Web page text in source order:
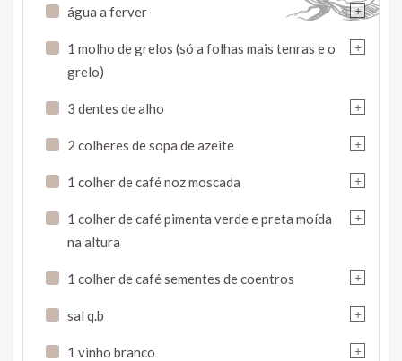
+
água a ferver
+
1 molho de grelos (só a folhas mais tenras e o
grelo)
+
3 dentes de alho
+
2 colheres de sopa de azeite
+
1 colher de café noz moscada
+
1 colher de café pimenta verde e preta moída
na altura
+
1 colher de café sementes de coentros
+
sal q.b
+
1 vinho branco